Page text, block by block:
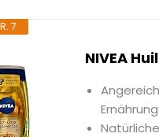
7
NIVEA